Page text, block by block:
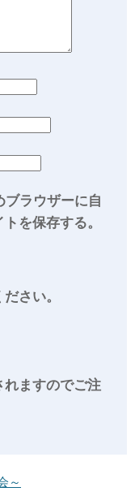
ブラウザーに自
を保存する。
さい。
れますのでご注
～